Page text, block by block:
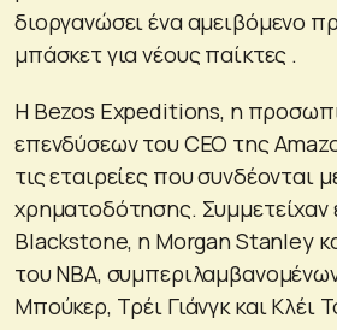
διοργανώσει ένα αμειβόμενο
μπάσκετ για νέους παίκτες .
Η Bezos Expeditions, η
επενδύσεων του CEO της
τις εταιρείες που συνδέονται
χρηματοδότησης. Συμμετείχαν
Blackstone, η Morgan Stanley
του NBA,
Μπούκερ, Τρέι Γιάνγκ και Κλέι